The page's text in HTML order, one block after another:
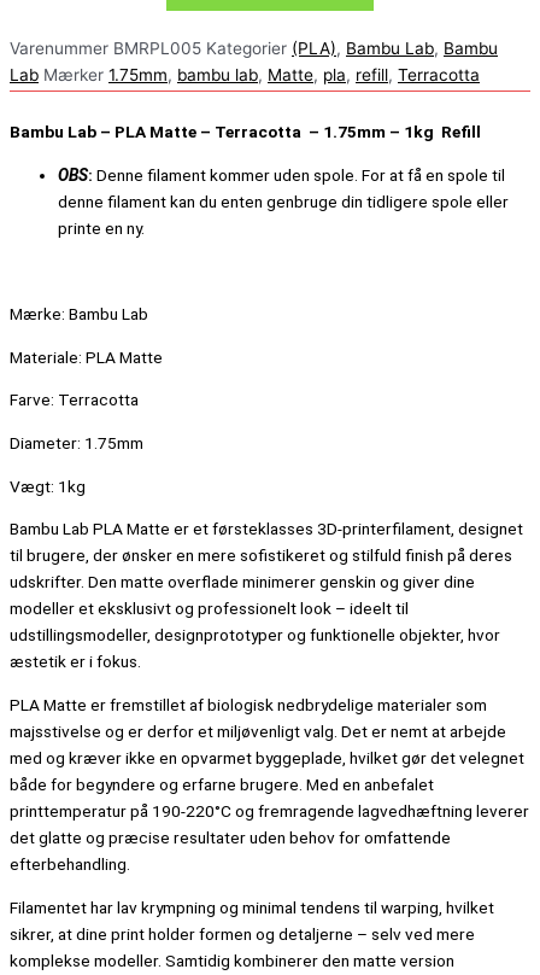
Varenummer BMRPL005 Kategorier (PLA), Bambu Lab, Bambu
Lab Mærker 1.75mm, bambu lab, Matte, pla, refill, Terracotta
Bambu Lab – PLA Matte – Terracotta – 1.75mm – 1kg Refill
OBS: Denne filament kommer uden spole. For at få en spole til
denne filament kan du enten genbruge din tidligere spole eller
printe en ny.
Mærke: Bambu Lab
Materiale: PLA Matte
Farve: Terracotta
Diameter: 1.75mm
Vægt: 1kg
Bambu Lab PLA Matte er et førsteklasses 3D-printerfilament, designet
til brugere, der ønsker en mere sofistikeret og stilfuld finish på deres
udskrifter. Den matte overflade minimerer genskin og giver dine
modeller et eksklusivt og professionelt look – ideelt til
udstillingsmodeller, designprototyper og funktionelle objekter, hvor
æstetik er i fokus.
PLA Matte er fremstillet af biologisk nedbrydelige materialer som
majsstivelse og er derfor et miljøvenligt valg. Det er nemt at arbejde
med og kræver ikke en opvarmet byggeplade, hvilket gør det velegnet
både for begyndere og erfarne brugere. Med en anbefalet
printtemperatur på 190-220°C og fremragende lagvedhæftning leverer
det glatte og præcise resultater uden behov for omfattende
efterbehandling.
Filamentet har lav krympning og minimal tendens til warping, hvilket
sikrer, at dine print holder formen og detaljerne – selv ved mere
komplekse modeller. Samtidig kombinerer den matte version